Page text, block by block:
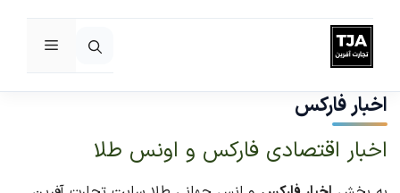
پرش
به
محتوا
فهرست
اخبار فارکس
اخبار اقتصادی فارکس و اونس طلا